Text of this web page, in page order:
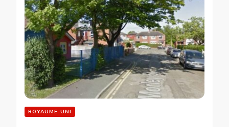
ROYAUME-UNI